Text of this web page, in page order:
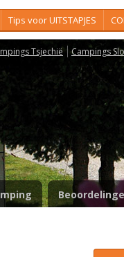
Tips voor UITSTAPJES
Tsjechië Campings